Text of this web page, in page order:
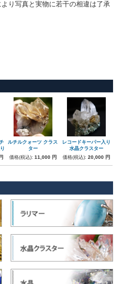
り写真と実物に若干の相違は了承
ルチルクォーツ クラス
ター
価格(税込): 11,000 円
レコードキーパー入り
水晶クラスター
価格(税込): 20,000 円